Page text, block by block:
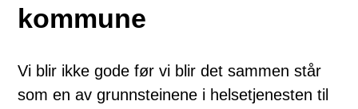
kommune
Vi blir ikke gode før vi blir det sammen står
som en av grunnsteinene i helsetjenesten til